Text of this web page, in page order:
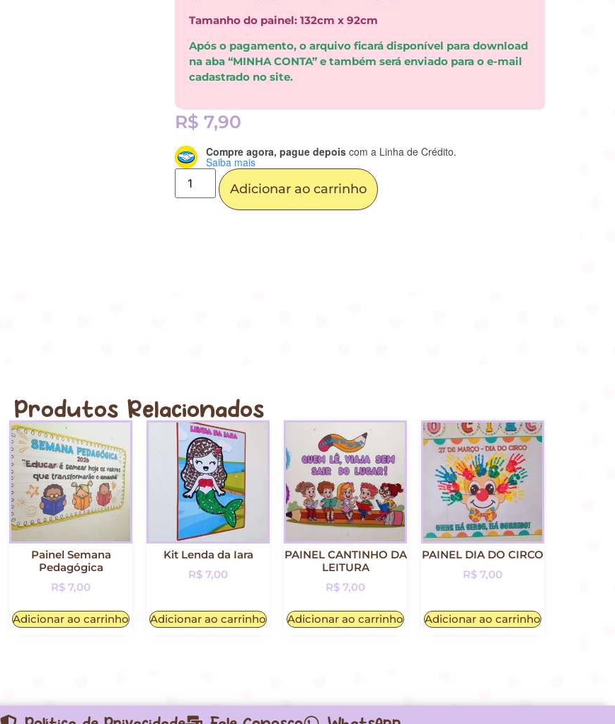
Tamanho do painel: 132cm x 92cm
Após o pagamento, o arquivo ficará disponível para download
na aba “MINHA CONTA” e também será enviado para o e-mail
cadastrado no site.
R$ 7,90
Compre agora, pague depois com a Linha de Crédito.
Saiba mais
Adicionar ao carrinho
Produtos Relacionados
Painel Semana
Pedagógica
R$ 7,00
Adicionar ao carrinho
Kit Lenda da Iara
R$ 7,00
Adicionar ao carrinho
PAINEL CANTINHO DA
LEITURA
R$ 7,00
Adicionar ao carrinho
PAINEL DIA DO CIRCO
R$ 7,00
Adicionar ao carrinho